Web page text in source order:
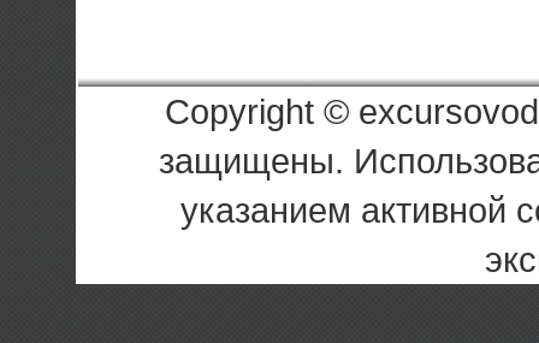
Copyright ©
защищены.
указанием активной